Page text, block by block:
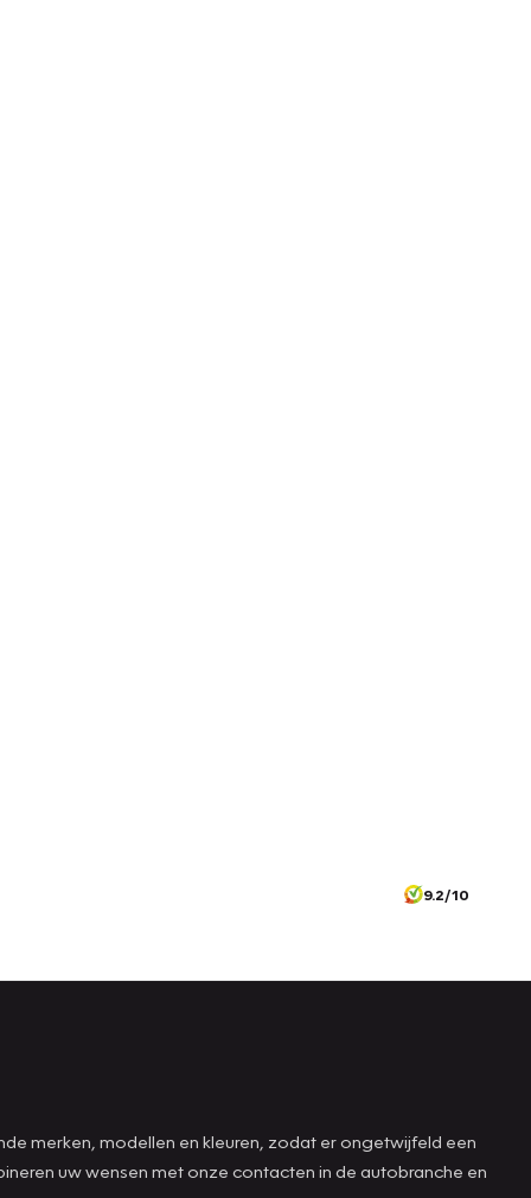
9.2/10
merken, modellen en kleuren, zodat er ongetwijfeld een
uw wensen met onze contacten in de autobranche en